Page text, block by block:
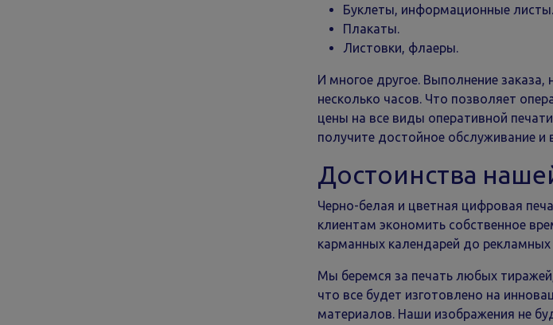
Буклеты, информационные листы.
Плакаты.
Листовки, флаеры.
И многое другое. Выполнение
несколько часов. Что позволяет
цены на все виды оперативной
получите достойное обслуживание
Достоинства
Черно-белая и цветная цифровая
клиентам экономить собственное
карманных календарей до рекламных
Мы беремся за печать любых
что все будет изготовлено на
материалов. Наши изображения не